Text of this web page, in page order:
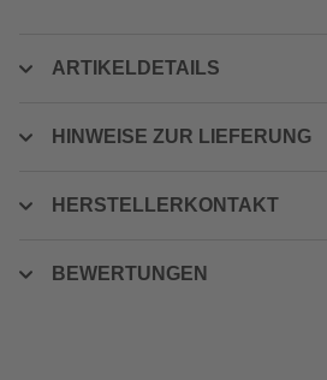
ARTIKELDETAILS
HINWEISE ZUR LIEFERUNG
HERSTELLERKONTAKT
BEWERTUNGEN